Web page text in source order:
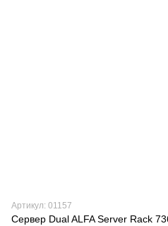
Артикул: 01157
Сервер Dual ALFA Server Rack